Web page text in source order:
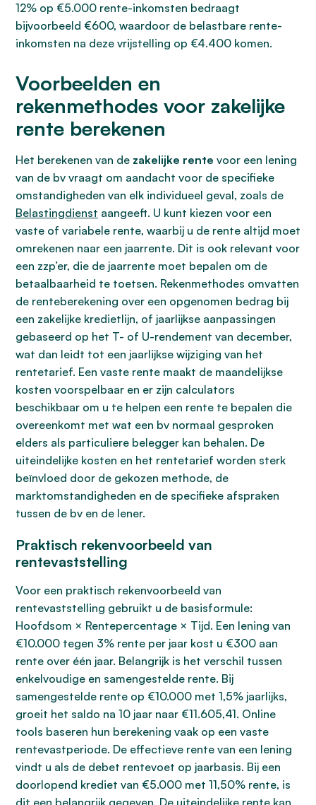
12% op €5.000 rente-inkomsten bedraagt
bijvoorbeeld €600, waardoor de belastbare rente-
inkomsten na deze vrijstelling op €4.400 komen.
Voorbeelden en
rekenmethodes voor zakelijke
rente berekenen
Het berekenen van de zakelijke rente voor een lening
van de bv vraagt om aandacht voor de specifieke
omstandigheden van elk individueel geval, zoals de
Belastingdienst aangeeft. U kunt kiezen voor een
vaste of variabele rente, waarbij u de rente altijd moet
omrekenen naar een jaarrente. Dit is ook relevant voor
een zzp’er, die de jaarrente moet bepalen om de
betaalbaarheid te toetsen. Rekenmethodes omvatten
de renteberekening over een opgenomen bedrag bij
een zakelijke kredietlijn, of jaarlijkse aanpassingen
gebaseerd op het T- of U-rendement van december,
wat dan leidt tot een jaarlijkse wijziging van het
rentetarief. Een vaste rente maakt de maandelijkse
kosten voorspelbaar en er zijn calculators
beschikbaar om u te helpen een rente te bepalen die
overeenkomt met wat een bv normaal gesproken
elders als particuliere belegger kan behalen. De
uiteindelijke kosten en het rentetarief worden sterk
beïnvloed door de gekozen methode, de
marktomstandigheden en de specifieke afspraken
tussen de bv en de lener.
Praktisch rekenvoorbeeld van
rentevaststelling
Voor een praktisch rekenvoorbeeld van
rentevaststelling gebruikt u de basisformule:
Hoofdsom × Rentepercentage × Tijd. Een lening van
€10.000 tegen 3% rente per jaar kost u €300 aan
rente over één jaar. Belangrijk is het verschil tussen
enkelvoudige en samengestelde rente. Bij
samengestelde rente op €10.000 met 1,5% jaarlijks,
groeit het saldo na 10 jaar naar €11.605,41. Online
tools baseren hun berekening vaak op een vaste
rentevastperiode. De effectieve rente van een lening
vindt u als de debet rentevoet op jaarbasis. Bij een
doorlopend krediet van €5.000 met 11,50% rente, is
dit een belangrijk gegeven. De uiteindelijke rente kan